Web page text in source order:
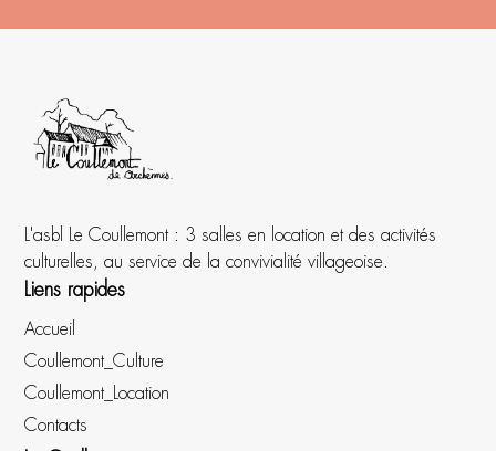
L'asbl Le Coullemont : 3 salles en location et des activités
culturelles, au service de la convivialité villageoise.
Liens rapides
Accueil
Coullemont_Culture
Coullemont_Location
Contacts